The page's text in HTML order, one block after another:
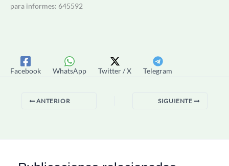
para informes: 645592
Facebook WhatsApp Twitter / X Telegram
ANTERIOR SIGUIENTE